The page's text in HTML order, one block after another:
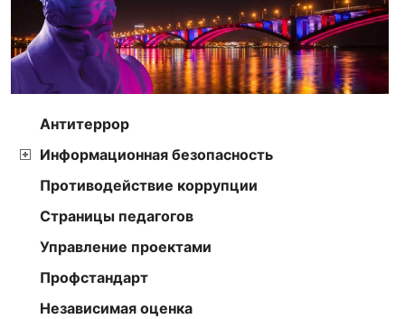
Антитеррор
Информационная безопасность
Противодействие коррупции
Страницы педагогов
Управление проектами
Профстандарт
Независимая оценка